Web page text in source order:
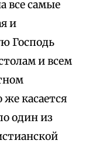
все самые
и
Господь
и всем
же касается
один из